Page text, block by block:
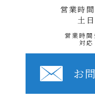
営業時
土
営業時
対
お